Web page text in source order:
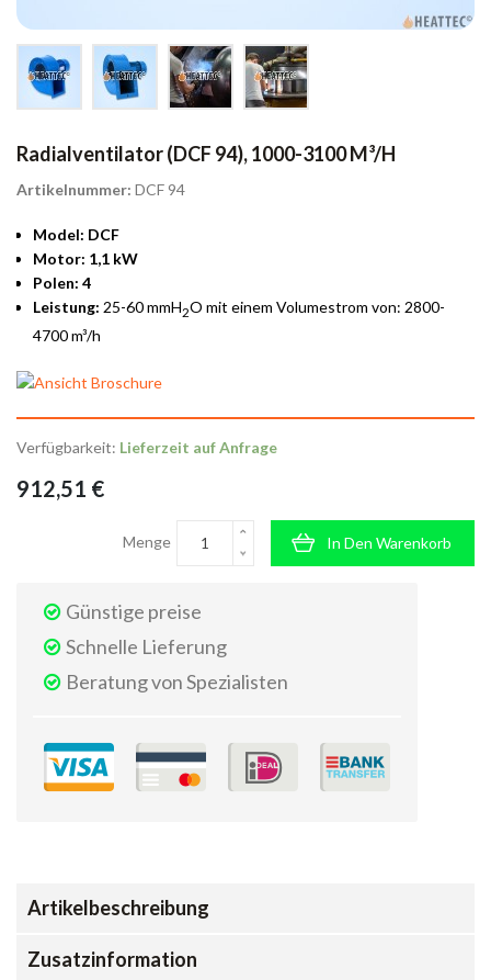
Radialventilator (DCF 94), 1000-3100 M³/h
Artikelnummer: DCF 94
Model: DCF
Motor: 1,1 kW
Polen: 4
Leistung: 25-60 mmH2O mit einem Volumestrom von: 2800-
4700 m³/h
Verfügbarkeit: Lieferzeit auf Anfrage
912,51 €
Menge In Den Warenkorb
Günstige preise
Schnelle Lieferung
Beratung von Spezialisten
Artikelbeschreibung
Zusatzinformation